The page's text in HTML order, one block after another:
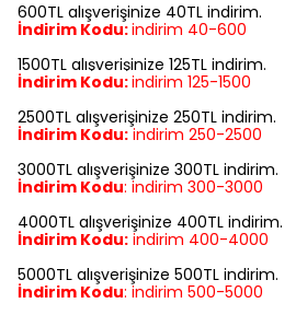
600TL alışverişinize 40TL indirim.
İndirim Kodu:indirim 40-600
1500TL alışverişinize 125TL indirim.
İndirim Kodu:indirim 125-1500
2500TL alışverişinize 250TL indirim.
İndirim Kodu: indirim 250-2500
3000TL alışverişinize 300TL indirim.
İndirim Kodu: indirim 300-3000
4000TL alışverişinize 400TL indirim.
İndirim Kodu: indirim 400-4000
5000TL alışverişinize 500TL indirim.
İndirim Kodu: indirim 500-5000